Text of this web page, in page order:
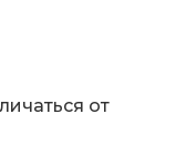
от